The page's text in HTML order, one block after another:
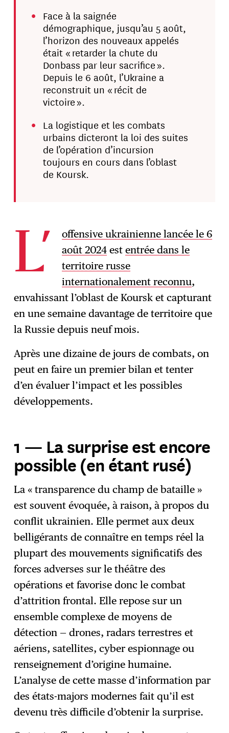
Face à la saignée
démographique, jusqu’au 5 août,
l’horizon des nouveaux appelés
était « retarder la chute du
Donbass par leur sacrifice ».
Depuis le 6 août, l’Ukraine a
reconstruit un « récit de
victoire ».
La logistique et les combats
urbains dicteront la loi des suites
de l’opération d’incursion
toujours en cours dans l’oblast
de Koursk.
L’
offensive ukrainienne lancée le 6
août 2024 estentrée dans le
territoire russe
internationalement reconnu,
envahissant l’oblast de Koursk et capturant
en une semaine davantage de territoire que
la Russie depuis neuf mois.
Après une dizaine de jours de combats, on
peut en faire un premier bilan et tenter
d’en évaluer l’impact et les possibles
développements.
1 — La surprise est encore
possible (en étant rusé)
La « transparence du champ de bataille »
est souvent évoquée, à raison, à propos du
conflit ukrainien. Elle permet aux deux
belligérants de connaître en temps réel la
plupart des mouvements significatifs des
forces adverses sur le théâtre des
opérations et favorise donc le combat
d’attrition frontal. Elle repose sur un
ensemble complexe de moyens de
détection — drones, radars terrestres et
aériens, satellites, cyber espionnage ou
renseignement d’origine humaine.
L’analyse de cette masse d’information par
des états-majors modernes fait qu’il est
devenu très difficile d’obtenir la surprise.